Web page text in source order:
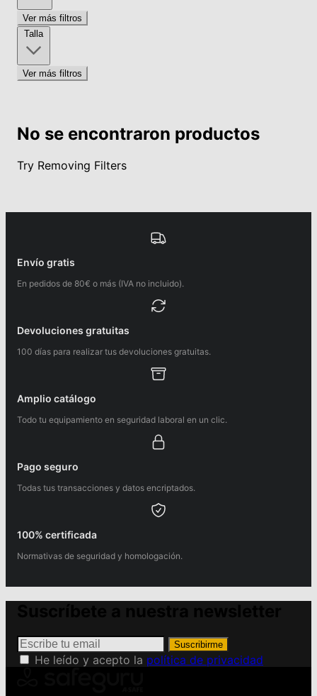
Ver más filtros
Talla
Ver más filtros
No se encontraron productos
Try Removing Filters
Envío gratis
En pedidos de 80€ o más (IVA no incluido).
Devoluciones gratuitas
100 días para realizar tus devoluciones gratuitas.
Amplio catálogo
Todo tu equipamiento en seguridad laboral en un clic.
Pago seguro
Todas tus transacciones y datos encriptados.
100% certificada
Normativas de seguridad y homologación.
Suscribirme
He leído y acepto la política de privacidad